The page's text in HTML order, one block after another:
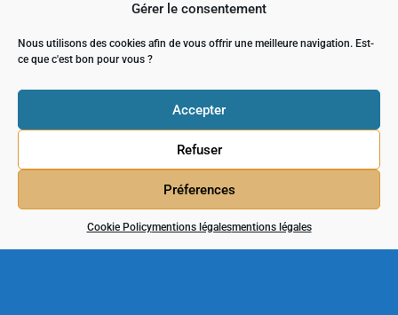
Gérer le consentement
Nous utilisons des cookies afin de vous offrir une meilleure navigation. Est-
ce que c'est bon pour vous ?
Accepter
Refuser
Préferences
Cookie Policymentions légalesmentions légales